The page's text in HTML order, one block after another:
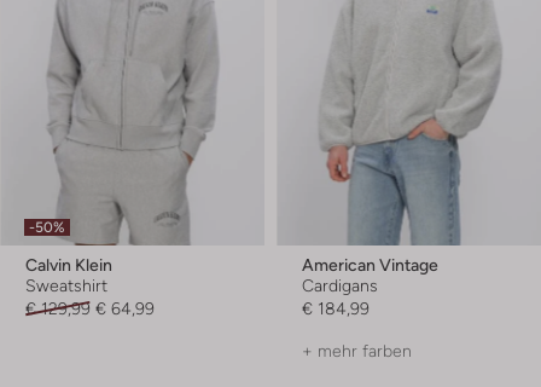
-50%
Calvin Klein
Sweatshirt
€ 129,99 € 64,99
American Vintage
Cardigans
€ 184,99
+ mehr farben